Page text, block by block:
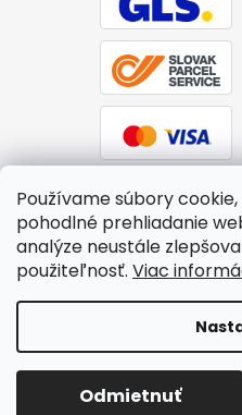
Používame súbory
pohodlné prehliadanie
analýze neustále
použiteľnosť. Viac
Odmietnuť
Copyright 2026BTPS.sk.